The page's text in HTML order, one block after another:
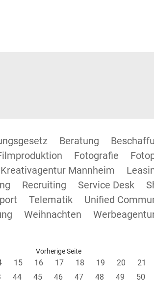
Beratung
Fotografie
Kreativagentur Mannheim
Recruiting Service Desk
Telematik Unified
Weihnachten
Vorherige Seite
15 16 17 18 19 20 21
44 45 46 47 48 49 50